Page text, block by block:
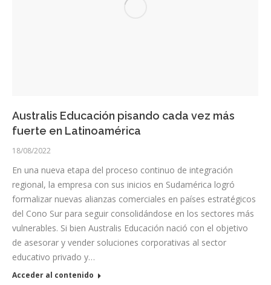
Australis Educación pisando cada vez más
fuerte en Latinoamérica
18/08/2022
En una nueva etapa del proceso continuo de integración
regional, la empresa con sus inicios en Sudamérica logró
formalizar nuevas alianzas comerciales en países estratégicos
del Cono Sur para seguir consolidándose en los sectores más
vulnerables. Si bien Australis Educación nació con el objetivo
de asesorar y vender soluciones corporativas al sector
educativo privado y…
Acceder al contenido